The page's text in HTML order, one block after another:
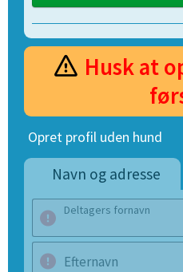
Husk at
Opret profil uden hund
Navn og adresse
Deltagers fornavn
Efternavn